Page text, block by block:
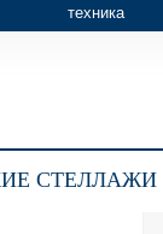
техника
СТЕЛЛАЖИ